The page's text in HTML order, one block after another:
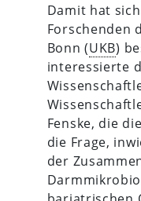
Damit hat
Forschenden
Bonn (UKB)
interessierte
Fenske, die
die Frage,
der